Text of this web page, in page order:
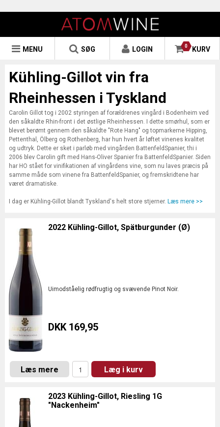
0 KURV
LOGIN
SØG
MENU
Kühling-Gillot vin fra
Rheinhessen i Tyskland
Carolin Gillot tog i 2002 styringen af forældrenes vingård i Bodenheim ved
den såkaldte Rhin-front i det østlige Rheinhessen. I dette smørhul, som er
blevet berømt gennem den såkaldte "Rote Hang" og topmarkerne Hipping,
Pettenthal, Ölberg og Rothenberg, har hun hvert år løftet vinenes kvalitet
og udtryk. Dette er sket i parløb med vingården BattenfeldSpanier, thi i
2006 blev Carolin gift med Hans-Oliver Spanier fra BattenfeldSpanier. Siden
har HO stået for vinifikationen af vingårdens vine, som nu laves præcis på
samme måde som vinene fra BattenfeldSpanier, og fremskridtene har
været dramatiske.
I dag er Kühling-Gillot blandt Tyskland's helt store stjerner. Læs mere >>
2022 Kühling-Gillot, Spätburgunder (Ø)
Uimodståelig rødfrugtig og svævende Pinot Noir.
DKK 169,95
Læs mere Læg i kurv
2023 Kühling-Gillot, Riesling 1G
"Nackenheim"